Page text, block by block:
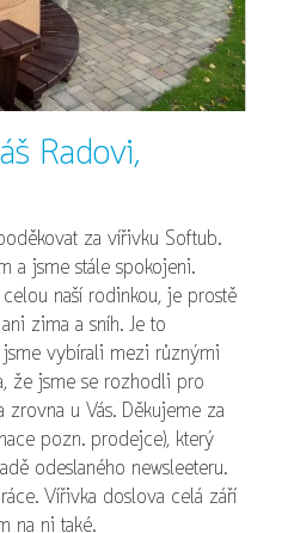
Radovi,
za vířivku Softub.
a jsme stále spokojeni.
naší rodinkou, je prostě
zima a sníh. Je to
vybírali mezi různými
že jsme se rozhodli pro
u Vás. Děkujeme za
pozn. prodejce), který
odeslaného newsleeteru.
Vířivka doslova celá září
na ni také.